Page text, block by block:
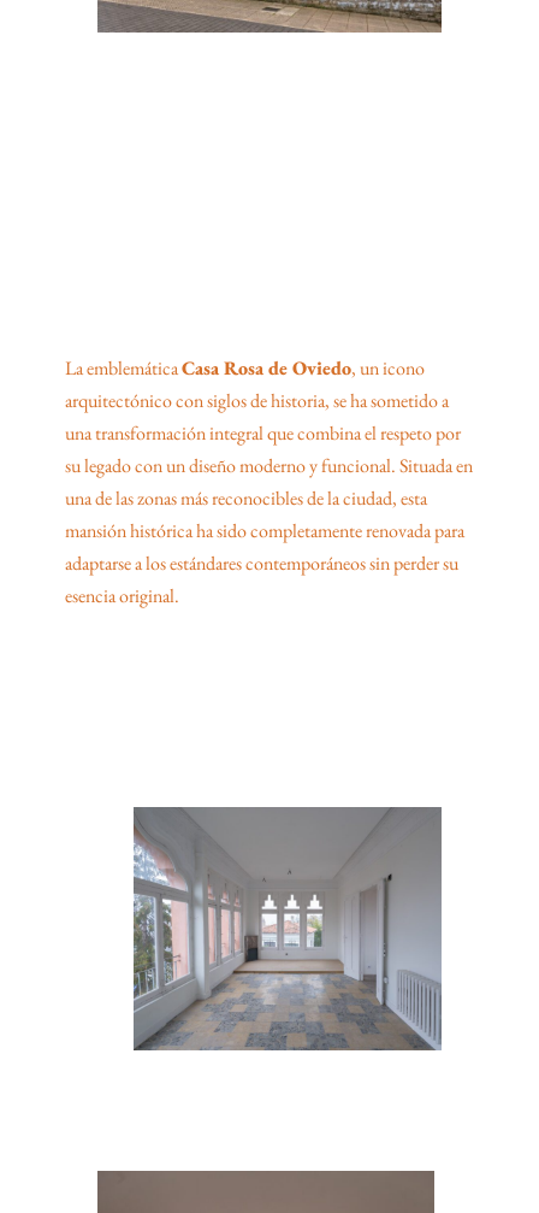
La emblemáticaCasa Rosa de Oviedo, un icono
arquitectónico con siglos de historia, se ha sometido a
una transformación integral que combina el respeto por
su legado con un diseño moderno y funcional. Situada en
una de las zonas más reconocibles de la ciudad, esta
mansión histórica ha sido completamente renovada para
adaptarse a los estándares contemporáneos sin perder su
esencia original.